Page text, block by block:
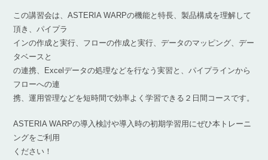
この講習会は、ASTERIA WARPの機能と特長、製品構成を理解して
頂き、パイプラ
インの作成と実行、フローの作成と実行、データのマッピング、デー
タベースと
の連携、Excelデータの処理などを行なう実習と、パイプラインから
フローへの連
携、運用管理などを短時間で効率よく学習できる２日間コースです。
ASTERIA WARPの導入検討や導入時の初期学習用にぜひ本トレーニ
ングをご利用
ください！